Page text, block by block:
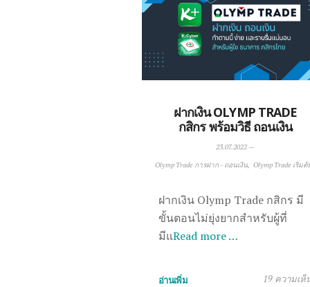
ฝากเงิน OLYMP TRADE
กสิกร พร้อมวิธี ถอนเงิน
23.07.2022 —
Olymp Trade การฝาก - ถอนเงิน
Olymp Trade เริ่มต้
ฝากเงิน Olymp Trade กสิกร มี
ขั้นตอนไม่ยุ่งยากสำหรับผู้ที่
มีแRead more …
อ่านเพิ่ม 19 ความเห็